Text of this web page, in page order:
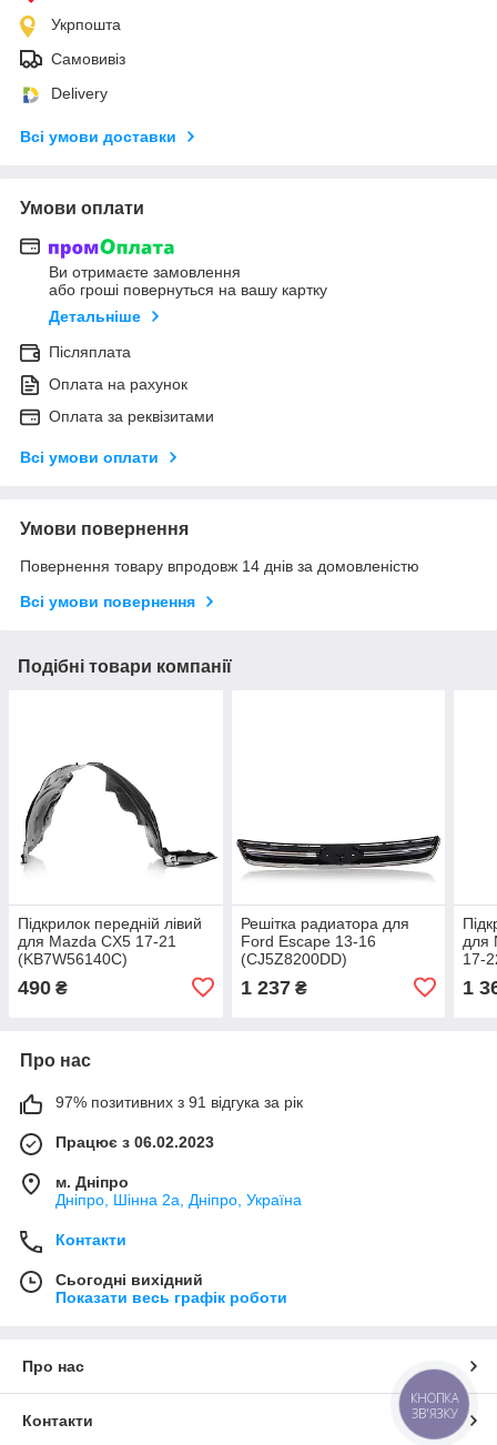
Укрпошта
Самовивіз
Delivery
Всі умови доставки
Умови оплати
Ви отримаєте замовлення
або гроші повернуться на вашу картку
Детальніше
Післяплата
Оплата на рахунок
Оплата за реквізитами
Всі умови оплати
Умови повернення
Повернення товару впродовж 14 днів за домовленістю
Всі умови повернення
Подібні товари компанії
Підкрилок передній лівий
для Mazda CX5 17-21
(KB7W56140C)
490 ₴
Решітка радиатора для
Ford Escape 13-16
(CJ5Z8200DD)
1 237₴
для
17-
1
Про нас
97% позитивних з 91 відгука за рік
Працює з 06.02.2023
м. Дніпро
Дніпро, Шінна 2а, Дніпро, Україна
Контакти
Сьогодні вихідний
Показати весь графік роботи
Про нас
Контакти
КНОПКА
ЗВ'ЯЗКУ